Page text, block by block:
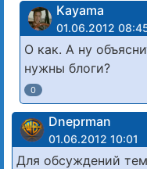
Kayama
01.06.2012
О как. А ну
нужны блоги?
0
Dneprman
01.06.2012 10:01
Для обсуждений